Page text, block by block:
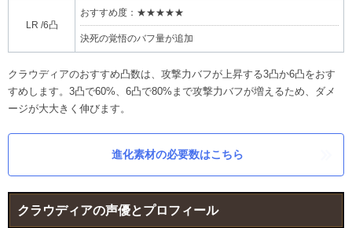
LR /6凸
おすすめ度：★★★★★
決死の覚悟のバフ量が追加
クラウディアのおすすめ凸数は、攻撃力バフが上昇する3凸か6凸をおす
すめします。3凸で60%、6凸で80%まで攻撃力バフが増えるため、ダメ
ージが大大きく伸びます。
進化素材の必要数はこちら
クラウディアの声優とプロフィール